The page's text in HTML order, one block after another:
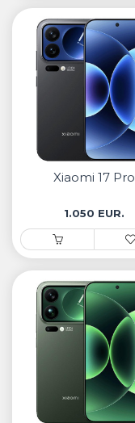
Xiaomi 17 Pro
1.050 EUR.